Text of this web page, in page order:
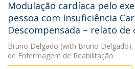
Modulação cardíaca pelo
pessoa com Insuficiência
Descompensada – relato de
Bruno Delgado (with Bruno
de Enfermagem de Reabilitação